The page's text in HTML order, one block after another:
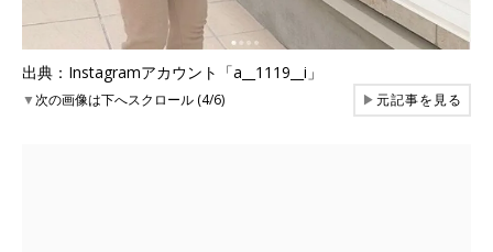
出典：Instagramアカウント「a__1119__i」
▼次の画像は下へスクロール (4/6) ▶元記事を見る